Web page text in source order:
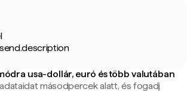
usa-dollár, euró és több valutában
másodpercek alatt, és fogadj